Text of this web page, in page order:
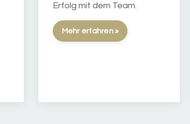
Erfolg mit dem Team.
Mehr erfahren »